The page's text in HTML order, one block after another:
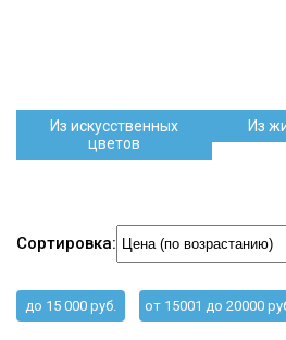
Из искусственных
цветов
Из
Сортировка:
до 15 000 руб. от 15001 до 20000